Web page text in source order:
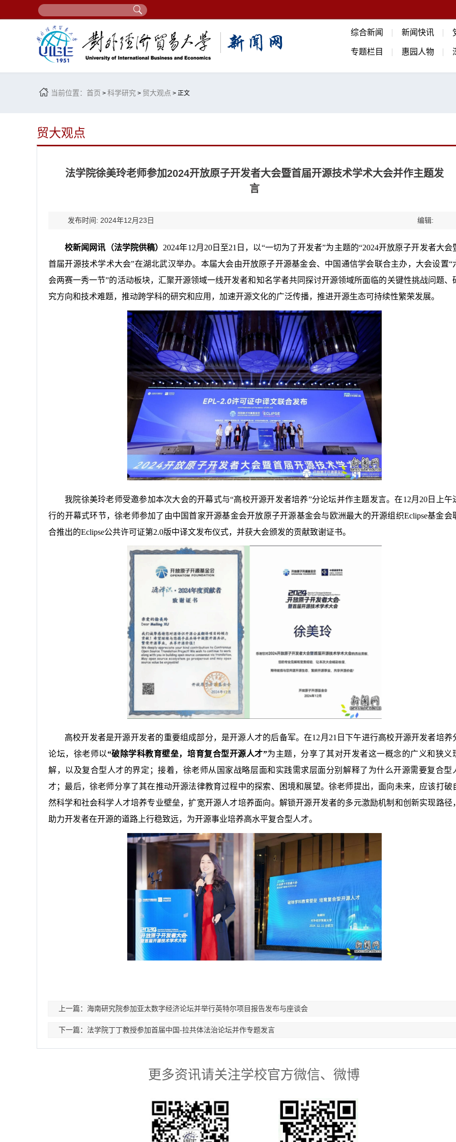
综合新闻 新闻快讯
专题栏目 惠园人物
当前位置： 首页 > 科学研究 > 贸大观点 > 正文
贸大观点
法学院徐美玲老师参加2024开放原子开发者大会暨首届开源技术学术大会并作主题发
言
发布时间: 2024年12月23日 编辑:
校新闻网讯（法学院供稿） 2024年12月20日至21日，以“一切为了开发者”为主题的“2024开放原子开发者大会
首届开源技术学术大会”在湖北武汉举办。本届大会由开放原子开源基金会、中国通信学会联合主办，大会设置“
会两赛一秀一节”的活动板块，汇聚开源领域一线开发者和知名学者共同探讨开源领域所面临的关键性挑战问题、
究方向和技术难题，推动跨学科的研究和应用，加速开源文化的广泛传播，推进开源生态可持续性繁荣发展。
我院徐美玲老师受邀参加本次大会的开幕式与“高校开源开发者培养”分论坛并作主题发言。在12月20日上午
行的开幕式环节，徐老师参加了由中国首家开源基金会开放原子开源基金会与欧洲最大的开源组织Eclipse基金会
合推出的Eclipse公共许可证第2.0版中译文发布仪式，并获大会颁发的贡献致谢证书。
高校开发者是开源开发者的重要组成部分，是开源人才的后备军。在12月21日下午进行高校开源开发者培养
论坛，徐老师以“破除学科教育壁垒，培育复合型开源人才”为主题，分享了其对开发者这一概念的广义和狭义
解，以及复合型人才的界定；接着，徐老师从国家战略层面和实践需求层面分别解释了为什么开源需要复合型
才；最后，徐老师分享了其在推动开源法律教育过程中的探索、困境和展望。徐老师提出，面向未来，应该打破
然科学和社会科学人才培养专业壁垒，扩宽开源人才培养面向。解锁开源开发者的多元激励机制和创新实现路径
助力开发者在开源的道路上行稳致远，为开源事业培养高水平复合型人才。
上一篇：海南研究院参加亚太数字经济论坛并举行英特尔项目报告发布与座谈会
下一篇：法学院丁丁教授参加首届中国-拉共体法治论坛并作专题发言
更多资讯请关注学校官方微信、微博